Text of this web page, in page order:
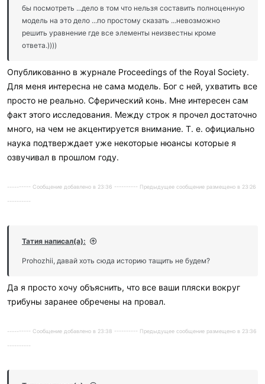
бы посмотреть ...дело в том что нельзя составить полноценную
модель на это дело ...по простому сказать ...невозможно
решить уравнение где все элементы неизвестны кроме
ответа.))))
Опубликованно в журнале Proceedings of the Royal Society.
Для меня интересна не сама модель. Бог с ней, ухватить все
просто не реально. Сферический конь. Мне интересен сам
факт этого исследования. Между строк я прочел достаточно
много, на чем не акцентируется внимание. Т. е. официально
наука подтверждает уже некоторые нюансы которые я
озвучивал в прошлом году.
---------- Сообщение добавлено в 23:36 ---------- Предыдущее сообщение размещено в 23:26
----------
Татия написал(а):
Prohozhii, давай хоть сюда историю тащить не будем?
Да я просто хочу объяснить, что все ваши пляски вокруг
трибуны заранее обречены на провал.
---------- Сообщение добавлено в 23:38 ---------- Предыдущее сообщение размещено в 23:36
----------